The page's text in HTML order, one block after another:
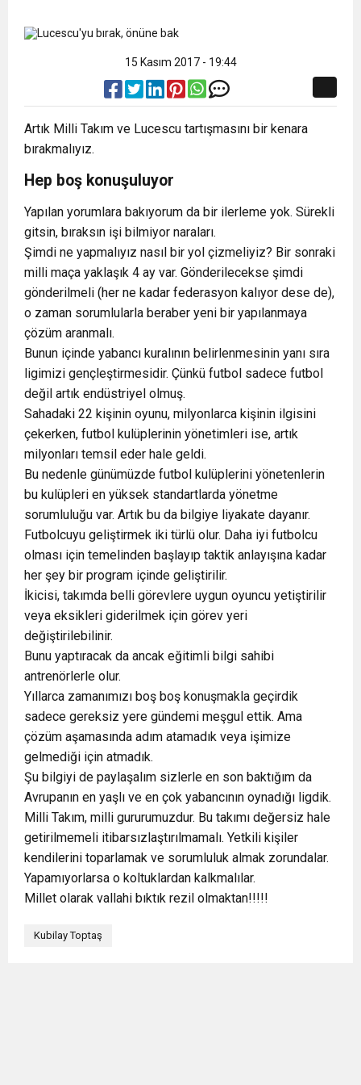
15 Kasım 2017 - 19:44
Artık Milli Takım ve Lucescu tartışmasını bir kenara
bırakmalıyız.
Hep boş konuşuluyor
Yapılan yorumlara bakıyorum da bir ilerleme yok. Sürekli
gitsin, bıraksın işi bilmiyor naraları.
Şimdi ne yapmalıyız nasıl bir yol çizmeliyiz? Bir sonraki
milli maça yaklaşık 4 ay var. Gönderilecekse şimdi
gönderilmeli (her ne kadar federasyon kalıyor dese de),
o zaman sorumlularla beraber yeni bir yapılanmaya
çözüm aranmalı.
Bunun içinde yabancı kuralının belirlenmesinin yanı sıra
ligimizi gençleştirmesidir. Çünkü futbol sadece futbol
değil artık endüstriyel olmuş.
Sahadaki 22 kişinin oyunu, milyonlarca kişinin ilgisini
çekerken, futbol kulüplerinin yönetimleri ise, artık
milyonları temsil eder hale geldi.
Bu nedenle günümüzde futbol kulüplerini yönetenlerin
bu kulüpleri en yüksek standartlarda yönetme
sorumluluğu var. Artık bu da bilgiye liyakate dayanır.
Futbolcuyu geliştirmek iki türlü olur. Daha iyi futbolcu
olması için temelinden başlayıp taktik anlayışına kadar
her şey bir program içinde geliştirilir.
İkicisi, takımda belli görevlere uygun oyuncu yetiştirilir
veya eksikleri giderilmek için görev yeri
değiştirilebilinir.
Bunu yaptıracak da ancak eğitimli bilgi sahibi
antrenörlerle olur.
Yıllarca zamanımızı boş boş konuşmakla geçirdik
sadece gereksiz yere gündemi meşgul ettik. Ama
çözüm aşamasında adım atamadık veya işimize
gelmediği için atmadık.
Şu bilgiyi de paylaşalım sizlerle en son baktığım da
Avrupanın en yaşlı ve en çok yabancının oynadığı ligdik.
Milli Takım, milli gururumuzdur. Bu takımı değersiz hale
getirilmemeli itibarsızlaştırılmamalı. Yetkili kişiler
kendilerini toparlamak ve sorumluluk almak zorundalar.
Yapamıyorlarsa o koltuklardan kalkmalılar.
Millet olarak vallahi bıktık rezil olmaktan!!!!!
Kubilay Toptaş